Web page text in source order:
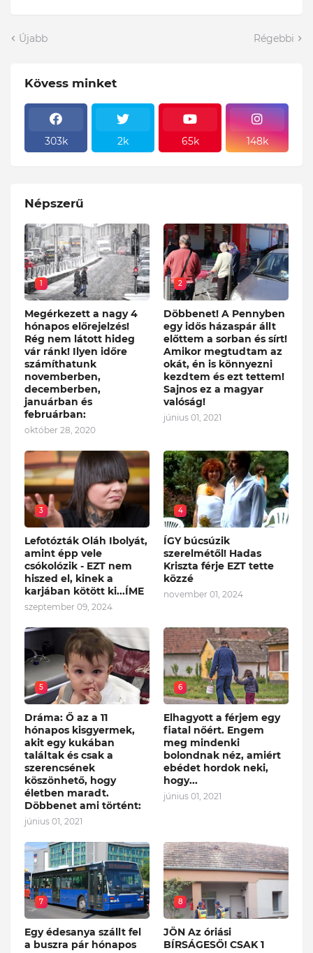
Újabb Régebbi
Kövess minket
303k 2k 65k 148k
Népszerű
1
Megérkezett a nagy 4
hónapos előrejelzés!
Rég nem látott hideg
vár ránk! Ilyen időre
számíthatunk
novemberben,
decemberben,
januárban és
februárban:
október 28, 2020
2
Döbbenet! A Pennyben
egy idős házaspár állt
előttem a sorban és sírt!
Amikor megtudtam az
okát, én is könnyezni
kezdtem és ezt tettem!
Sajnos ez a magyar
valóság!
június 01, 2021
3
Lefotózták Oláh Ibolyát,
amint épp vele
csókolózik - EZT nem
hiszed el, kinek a
karjában kötött ki...ÍME
szeptember 09, 2024
4
ÍGY búcsúzik
szerelmétől! Hadas
Kriszta férje EZT tette
közzé
november 01, 2024
5
Dráma: Ő az a 11
hónapos kisgyermek,
akit egy kukában
találtak és csak a
szerencsének
köszönhető, hogy
életben maradt.
Döbbenet ami történt:
június 01, 2021
6
Elhagyott a férjem egy
fiatal nőért. Engem
meg mindenki
bolondnak néz, amiért
ebédet hordok neki,
hogy...
június 01, 2021
7
Egy édesanya szállt fel
a buszra pár hónapos
8
JÖN Az óriási
BÍRSÁGESŐ! CSAK 1